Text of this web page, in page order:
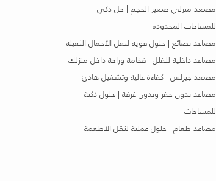
مصعد منزلي صغير الحجم | حل ذكي
للمساحات المحدودة
مصاعد بضائع | حلول قوية لنقل الأحمال الثقيلة
مصاعد داخلية للفلل | فخامة وراحة داخل منزلك
مصعد جيرلس | كفاءة عالية وتشغيل هادئ
مصاعد بدون حفر وبدون غرفة | حلول ذكية
للمساحات
مصاعد طعام | حلول عملية لنقل الأطعمة